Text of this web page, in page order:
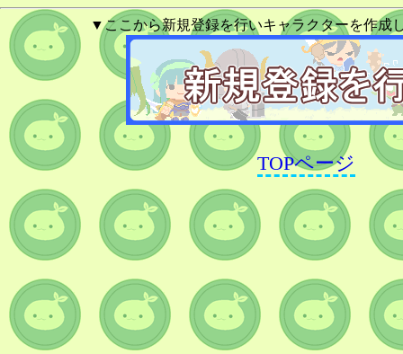
▼ここから新規登録を行いキャラクターを作成
TOPページ